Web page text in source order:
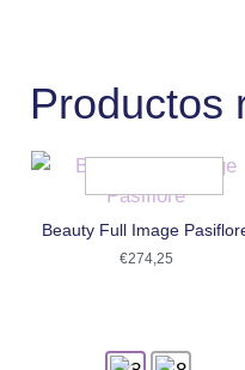
Productos
Beauty Full Image
€274,25